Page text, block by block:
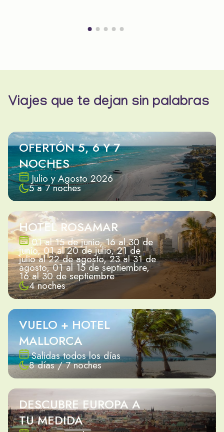
Viajes que te dejan sin palabras
OFERTÓN 5, 6 Y 7
NOCHES
Julio y Agosto 2026
5 a 7 noches
HOTEL ROSAMAR
01 al 15 de junio, 16 al 30 de
junio, 01 al 20 de julio, 21 de
julio al 22 de agosto, 23 al 31 de
agosto, 01 al 15 de septiembre,
16 al 30 de septiembre
4 noches
VUELO + HOTEL
MALLORCA
Salidas todos los días
8 días / 7 noches
DESCUBRE EUROPA A
TU MEDIDA